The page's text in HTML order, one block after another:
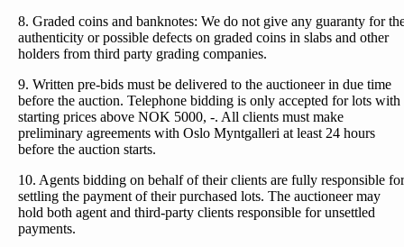
8. Graded coins and banknotes: We do not give any guaranty for
authenticity or possible defects on graded coins in slabs and other
holders from third party grading companies.
9. Written pre-bids must be delivered to the auctioneer in due time
before the auction. Telephone bidding is only accepted for lots with
starting prices above NOK 5000, -. All clients must make
preliminary agreements with Oslo Myntgalleri at least 24 hours
before the auction starts.
10. Agents bidding on behalf of their clients are fully responsible for
settling the payment of their purchased lots. The auctioneer may
hold both agent and third-party clients responsible for unsettled
payments.